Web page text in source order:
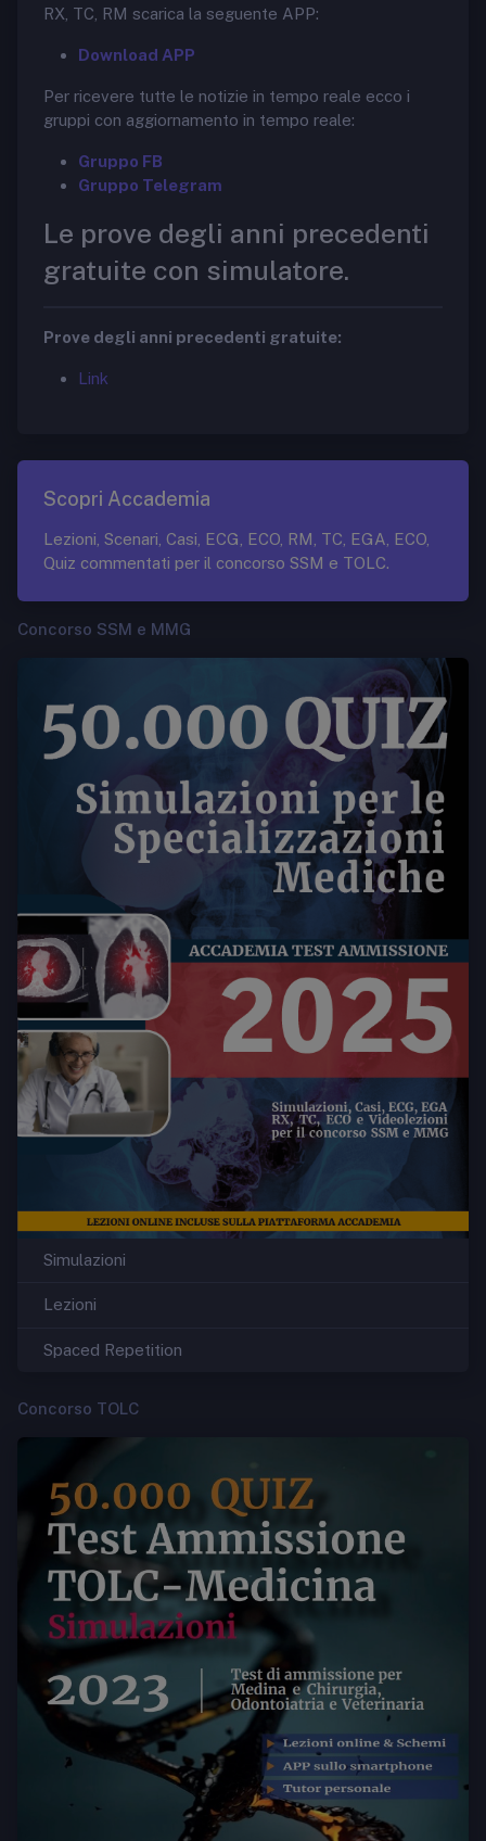
RX, TC, RM scarica la seguente APP:
Download APP
Per ricevere tutte le notizie in tempo reale ecco i
gruppi con aggiornamento in tempo reale:
Gruppo FB
Gruppo Telegram
Le prove degli anni precedenti
gratuite con simulatore.
Prove degli anni precedenti gratuite:
Link
Scopri Accademia
Lezioni, Scenari, Casi, ECG, ECO, RM, TC, EGA, ECO,
Quiz commentati per il concorso SSM e TOLC.
Concorso SSM e MMG
Simulazioni
Lezioni
Spaced Repetition
Concorso TOLC